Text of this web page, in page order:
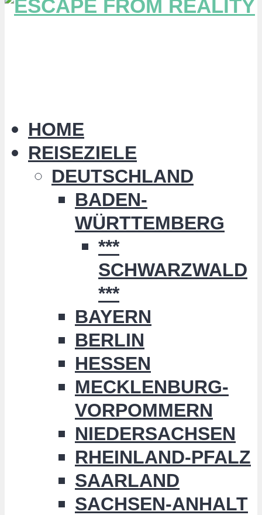
HOME
REISEZIELE
DEUTSCHLAND
BADEN-
WÜRTTEMBERG
***
SCHWARZWALD
***
BAYERN
BERLIN
HESSEN
MECKLENBURG-
VORPOMMERN
NIEDERSACHSEN
RHEINLAND-PFALZ
SAARLAND
SACHSEN-ANHALT